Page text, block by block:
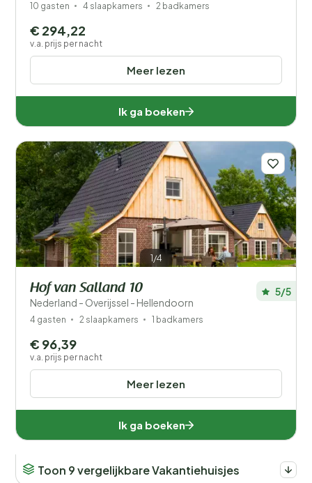
10 gasten 4 slaapkamers 2 badkamers
Meer lezen
€ 294,22
v.a. prijs per nacht
Ik ga boeken
1/4
Hof van Salland 10
Nederland - Overijssel - Hellendoorn
5/5
4 gasten 2 slaapkamers 1 badkamers
Meer lezen
€ 96,39
v.a. prijs per nacht
Ik ga boeken
Toon 9 vergelijkbare Vakantiehuisjes